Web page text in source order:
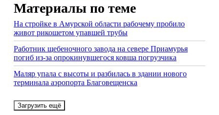
Материалы по теме
На стройке в Амурской области рабочему пробило
живот рикошетом упавшей трубы
Работник щебеночного завода на севере Приамурья
погиб из-за опрокинувшегося ковша погрузчика
Маляр упала с высоты и разбилась в здании нового
терминала аэропорта Благовещенска
Загрузить ещё